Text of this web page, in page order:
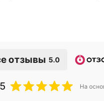
отзывы 5.0
На